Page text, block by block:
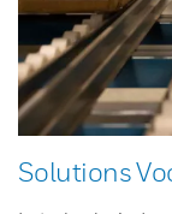
Solutions